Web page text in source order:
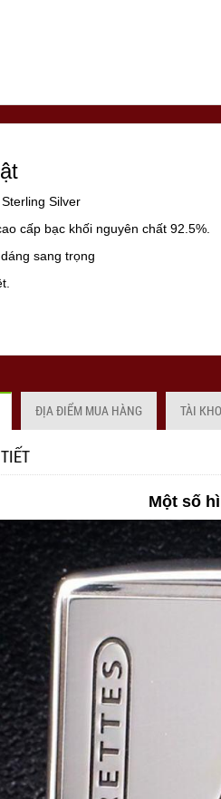
Silver
cấp bạc khối nguyên chất 92.5%.
sang trọng
xuất của bật lửa Zippo có thể thay
ĐỊA ĐIỂM MUA HÀNG TÀI
Một số